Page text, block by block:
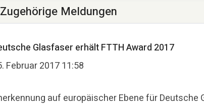
Lippelt
Zugehörige Meldungen
Glasfaser erhält FTTH Award 2017
Februar 2017 11:58
auf europäischer Ebene für Deutsche